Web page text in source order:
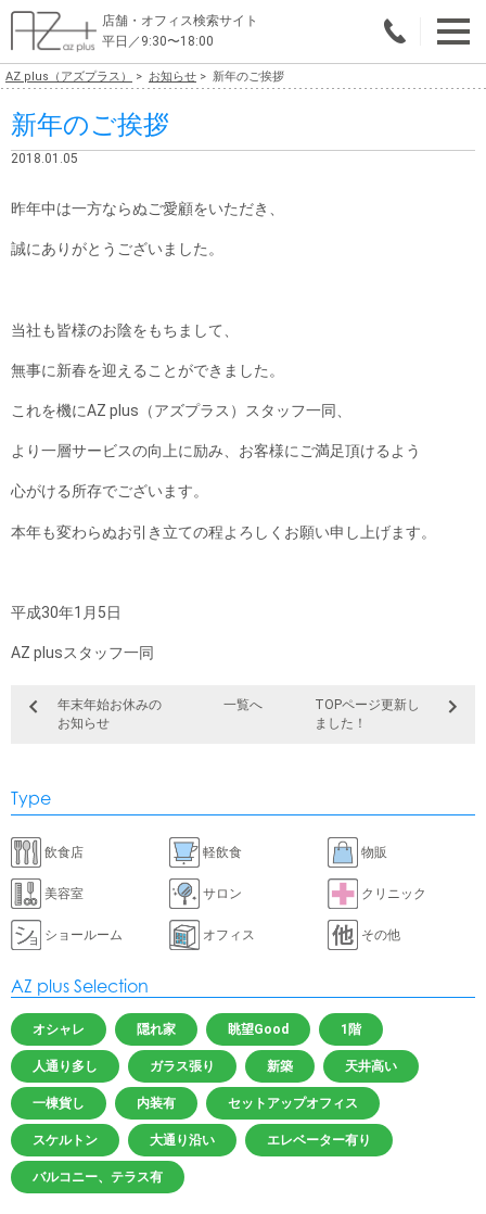
店舗・オフィス検索サイト
平日／9:30〜18:00
物件総合検索
エリアで探す
こだわりで探す
店舗・オフィス物件を探す
テナントビルオーナー様へ
AZ plus（アズプラス） お知らせ 新年のご挨拶
新年のご挨拶
2018.01.05
昨年中は一方ならぬご愛顧をいただき、
誠にありがとうございました。
当社も皆様のお陰をもちまして、
無事に新春を迎えることができました。
これを機にAZ plus（アズプラス）スタッフ一同、
より一層サービスの向上に励み、お客様にご満足頂けるよう
心がける所存でございます。
本年も変わらぬお引き立ての程よろしくお願い申し上げます。
平成30年1月5日
AZ plusスタッフ一同
年末年始お休みの
お知らせ
一覧へ
TOPページ更新し
ました！
Type
飲食店 軽飲食 物販
美容室 サロン クリニック
ショールーム オフィス その他
AZ plus Selection
オシャレ 隠れ家 眺望Good 1階
人通り多し ガラス張り 新築 天井高い
一棟貨し 内装有 セットアップオフィス
スケルトン 大通り沿い エレベーター有り
バルコニー、テラス有